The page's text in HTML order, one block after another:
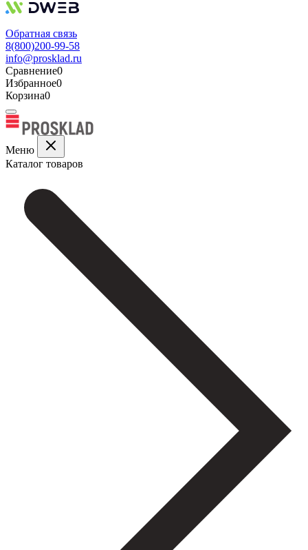
Обратная связь
8(800)200-99-58
info@prosklad.ru
Сравнение0
Избранное0
Корзина0
Меню
Каталог товаров